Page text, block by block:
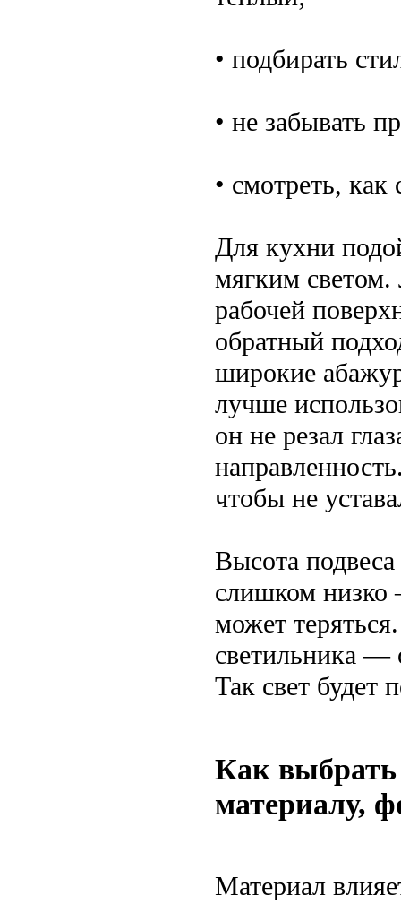
• подбирать
• не забывать
• смотреть,
Для кухни
мягким светом.
рабочей
обратный
широкие
лучше
он не резал
чтобы не
Высота
слишком низко
может
светильника —
Так свет будет
Как выбрать
материалу,
Материал